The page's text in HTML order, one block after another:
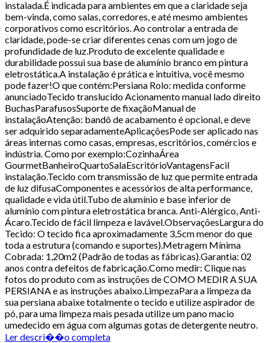
instalada.É indicada para ambientes em que a claridade seja
bem-vinda, como salas, corredores, e até mesmo ambientes
corporativos como escritórios. Ao controlar a entrada de
claridade, pode-se criar diferentes cenas com um jogo de
profundidade de luz.Produto de excelente qualidade e
durabilidade possui sua base de alumínio branco em pintura
eletrostática.A instalação é prática e intuitiva, você mesmo
pode fazer!O que contém:Persiana Rolo: medida conforme
anunciadoTecido translucido Acionamento manual lado direito
BuchasParafusosSuporte de fixaçãoManual de
instalaçãoAtenção: bandô de acabamento é opcional, e deve
ser adquirido separadamenteAplicaçõesPode ser aplicado nas
áreas internas como casas, empresas, escritórios, comércios e
indústria. Como por exemplo:CozinhaÁrea
GourmetBanheiroQuartoSalaEscritórioVantagensFacil
instalação.Tecido com transmissão de luz que permite entrada
de luz difusaComponentes e acessórios de alta performance,
qualidade e vida útil.Tubo de alumínio e base inferior de
alumínio com pintura eletrostática branca. Anti-Alérgico, Anti-
Ácaro.Tecido de fácil limpeza e lavável.ObservaçõesLargura do
Tecido: O tecido fica aproximadamente 3,5cm menor do que
toda a estrutura (comando e suportes).Metragem Mínima
Cobrada: 1,20m2 (Padrão de todas as fábricas).Garantia: 02
anos contra defeitos de fabricação.Como medir: Clique nas
fotos do produto com as instruções de COMO MEDIR A SUA
PERSIANA e as instruções abaixo.LimpezaPara a limpeza da
sua persiana abaixe totalmente o tecido e utilize aspirador de
pó, para uma limpeza mais pesada utilize um pano macio
umedecido em água com algumas gotas de detergente neutro.
Ler descri��o completa